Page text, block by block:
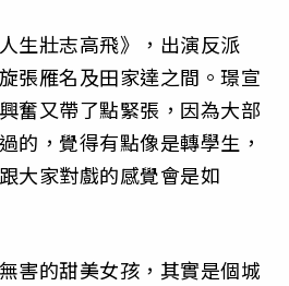
生壯志高飛》，出演反派
張雁名及田家達之間。璟宣
奮又帶了點緊張，因為大部
的，覺得有點像是轉學生，
大家對戲的感覺會是如
害的甜美女孩，其實是個城